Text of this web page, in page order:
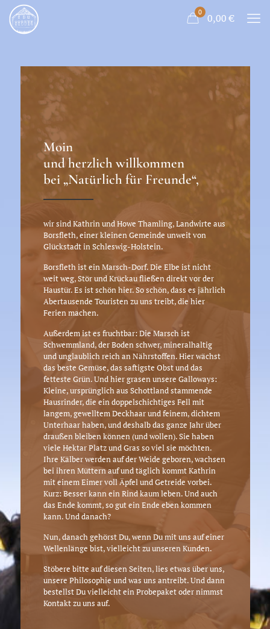
0 0,00€
Moin
und herzlich willkommen
bei „Natürlich für Freunde“,
wir sind Kathrin und Howe Thamling, Landwirte aus
Borsfleth, einer kleinen Gemeinde unweit von
Glückstadt in Schleswig-Holstein.
Borsfleth ist ein Marsch-Dorf. Die Elbe ist nicht
weit weg, Stör und Krückau fließen direkt vor der
Haustür. Es ist schön hier. So schön, dass es jährlich
Abertausende Touristen zu uns treibt, die hier
Ferien machen.
Außerdem ist es fruchtbar: Die Marsch ist
Schwemmland, der Boden schwer, mineralhaltig
und unglaublich reich an Nährstoffen. Hier wächst
das beste Gemüse, das saftigste Obst und das
fetteste Grün. Und hier grasen unsere Galloways:
Kleine, ursprünglich aus Schottland stammende
Hausrinder, die ein doppelschichtiges Fell mit
langem, gewelltem Deckhaar und feinem, dichtem
Unterhaar haben, und deshalb das ganze Jahr über
draußen bleiben können (und wollen). Sie haben
viele Hektar Platz und Gras so viel sie möchten.
Ihre Kälber werden auf der Weide geboren, wachsen
bei ihren Müttern auf und täglich kommt Kathrin
mit einem Eimer voll Äpfel und Getreide vorbei.
Kurz: Besser kann ein Rind kaum leben. Und auch
das Ende kommt, so gut ein Ende eben kommen
kann. Und danach?
Nun, danach gehörst Du, wenn Du mit uns auf einer
Wellenlänge bist, vielleicht zu unseren Kunden.
Stöbere bitte auf diesen Seiten, lies etwas über uns,
unsere Philosophie und was uns antreibt. Und dann
bestellst Du vielleicht ein Probepaket oder nimmst
Kontakt zu uns auf.